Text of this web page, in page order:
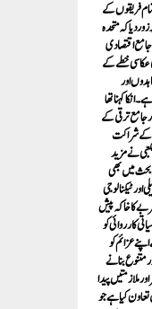
فریقوں کے
دیا کہ متحدہ
اقتصادی
خطے کے
اور
کہنا تھا
جامع ترقی کے
کے شراکت
نے مزید
بحث میں بھی
اور ٹیکنالوجی
کا خاکہ پیش
کارروائی کو
عزائم کو
متنوع بنانے
ملازمتیں پیدا
کیا ہے جو